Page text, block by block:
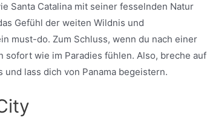
Santa Catalina mit seiner fesselnden Natur
Gefühl der weiten Wildnis und
must-do. Zum Schluss, wenn du nach einer
sofort wie im Paradies fühlen. Also, breche auf
lass dich von Panama begeistern.